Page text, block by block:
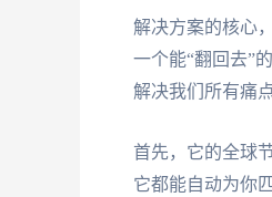
解决方案的核心
一个能“翻回去”
解决我们所有痛
首先，它的全球
它都能自动为你